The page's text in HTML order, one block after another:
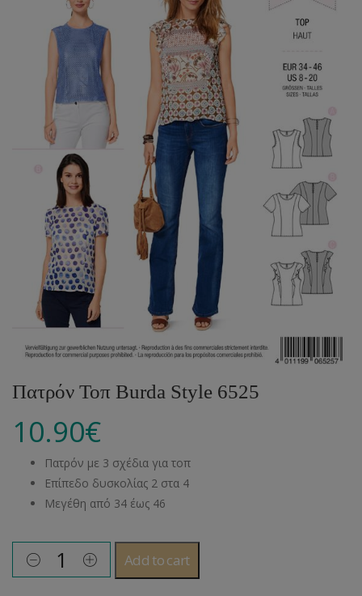
Πατρόν Τοπ Burda Style 6525
10.90€
Πατρόν με 3 σχέδια για τοπ
Επίπεδο δυσκολίας 2 στα 4
Μεγέθη από 34 έως 46
Add to cart